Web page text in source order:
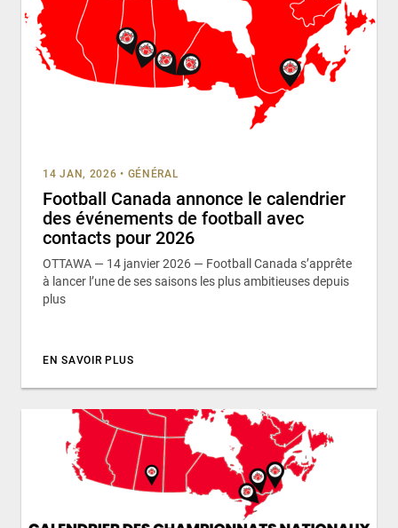
14 JAN, 2026 • GÉNÉRAL
Football Canada annonce le calendrier
des événements de football avec
contacts pour 2026
OTTAWA — 14 janvier 2026 — Football Canada s’apprête
à lancer l’une de ses saisons les plus ambitieuses depuis
plus
EN SAVOIR PLUS